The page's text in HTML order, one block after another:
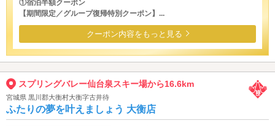
①宿泊半額クーポン
【期間限定／グループ復帰特別クーポン】...
クーポン内容をもっと見る
スプリングバレー仙台泉スキー場から16.6km
宮城県 黒川郡大衡村大衡字古井待
ふたりの夢を叶えましょう 大衡店